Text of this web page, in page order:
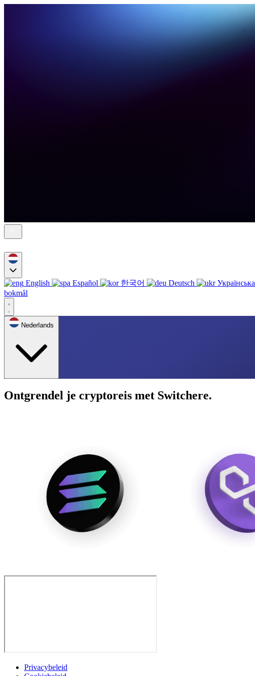
English Español 한국어 Deutsch Українська
bokmål
Nederlands
Ontgrendel je cryptoreis met Switchere.
Privacybeleid